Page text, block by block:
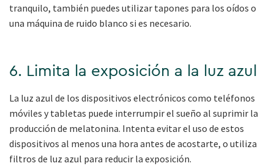
tranquilo, también puedes utilizar tapones para los oídos o
una máquina de ruido blanco si es necesario.
6. Limita la exposición a la luz azul
La luz azul de los dispositivos electrónicos como teléfonos
móviles y tabletas puede interrumpir el sueño al suprimir la
producción de melatonina. Intenta evitar el uso de estos
dispositivos al menos una hora antes de acostarte, o utiliza
filtros de luz azul para reducir la exposición.